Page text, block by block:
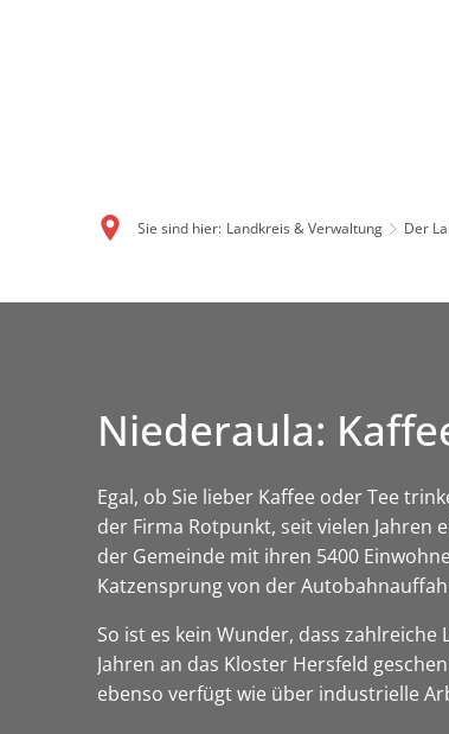
Sie sind hier: Landkreis & Verwaltung Der
Niederaula:
Egal, ob Sie lieber Kaffee oder Tee
der Firma Rotpunkt, seit vielen
der Gemeinde mit ihren 5400
Katzensprung von der
So ist es kein Wunder, dass
Jahren an das Kloster Hersfeld
ebenso verfügt wie über industrielle